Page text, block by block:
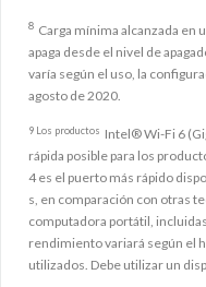
8 Carga mínima alcanzada en
apaga desde el nivel de
varía según el uso, la
agosto de 2020.
9 Los productos Intel® Wi-Fi 6
rápida posible para los
4 es el puerto más rápido
s, en comparación con otras
computadora portátil,
rendimiento variará según el
utilizados. Debe utilizar un